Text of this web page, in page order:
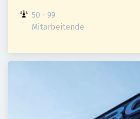
50 - 99
Mitarbeitende